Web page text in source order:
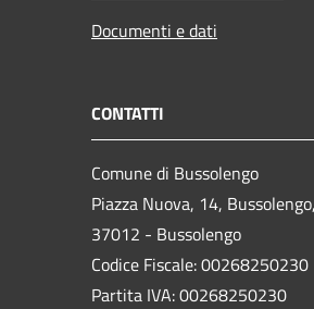
Documenti e dati
CONTATTI
Comune di Bussolengo
Piazza Nuova, 14,
37012 - Bussolengo
Codice Fiscale: 00268250230
Partita IVA: 00268250230